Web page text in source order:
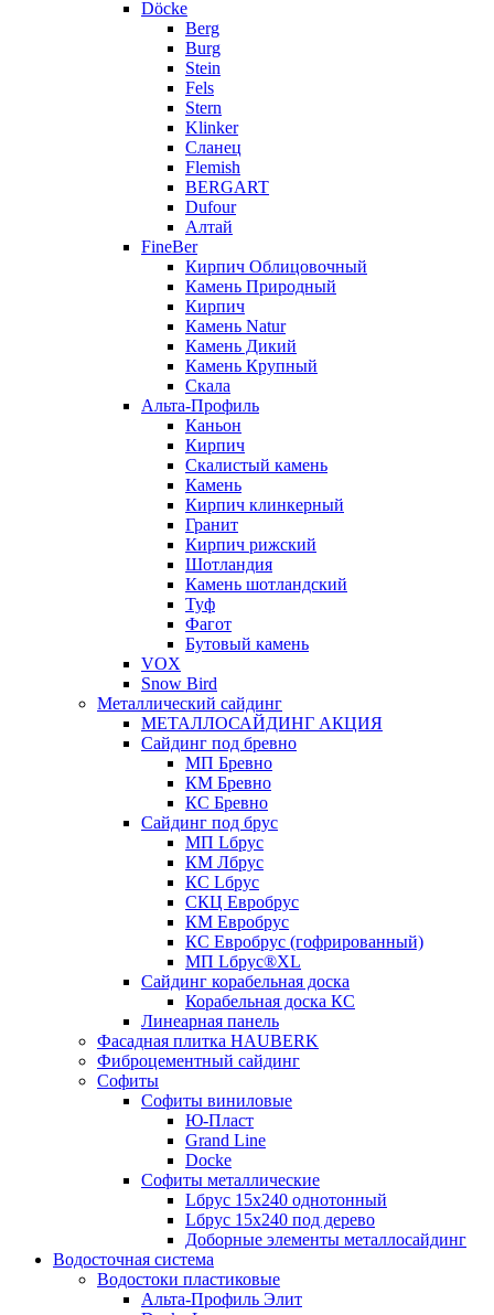
Döcke
Berg
Burg
Stein
Fels
Stern
Klinker
Сланец
Flemish
BERGART
Dufour
Алтай
FineBer
Кирпич Облицовочный
Камень Природный
Кирпич
Камень Natur
Камень Дикий
Камень Крупный
Скала
Альта-Профиль
Каньон
Кирпич
Скалистый камень
Камень
Кирпич клинкерный
Гранит
Кирпич рижский
Шотландия
Камень шотландский
Туф
Фагот
Бутовый камень
VOX
Snow Bird
Металлический сайдинг
МЕТАЛЛОСАЙДИНГ АКЦИЯ
Сайдинг под бревно
МП Бревно
КМ Бревно
КС Бревно
Сайдинг под брус
МП Lбрус
КМ Лбрус
КС Lбрус
СКЦ Евробрус
КМ Евробрус
КС Евробрус (гофрированный)
МП Lбрус®XL
Сайдинг корабельная доска
Корабельная доска КС
Линеарная панель
Фасадная плитка HAUBERK
Фиброцементный сайдинг
Софиты
Софиты виниловые
Ю-Пласт
Grand Line
Docke
Софиты металлические
Lбрус 15x240 однотонный
Lбрус 15x240 под дерево
Доборные элементы металлосайдинг
Водосточная система
Водостоки пластиковые
Альта-Профиль Элит